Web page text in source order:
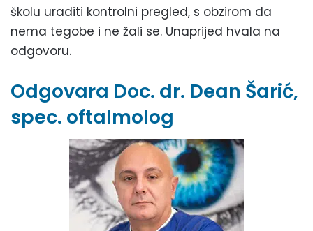
školu uraditi kontrolni pregled, s obzirom da
nema tegobe i ne žali se. Unaprijed hvala na
odgovoru.
Odgovara Doc. dr. Dean Šarić,
spec. oftalmolog